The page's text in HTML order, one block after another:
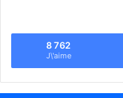
8 762
J\'aime